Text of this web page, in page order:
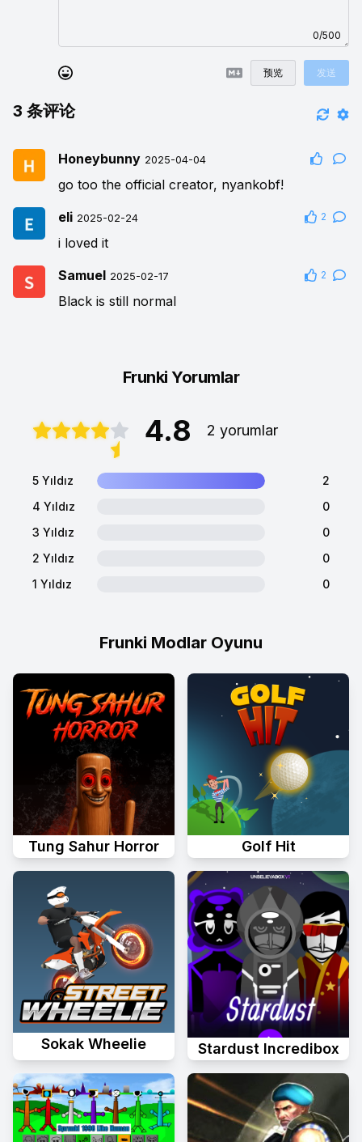
0/500
预览 发送
3 条评论
Honeybunny 2025-04-04
go too the official creator, nyankobf!
eli 2025-02-24 2
i loved it
Samuel 2025-02-17 2
Black is still normal
Frunki Modlar Oyunu
Tung Sahur Horror Golf Hit
Sokak Wheelie Stardust Incredibox
Frunki Yorumlar
4.8 2 yorumlar
5 Yıldız
2
4 Yıldız
0
3 Yıldız
0
2 Yıldız
0
1 Yıldız
0